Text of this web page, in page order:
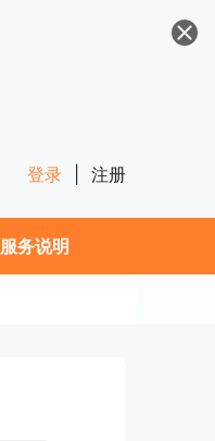
登录 注册
服务说明